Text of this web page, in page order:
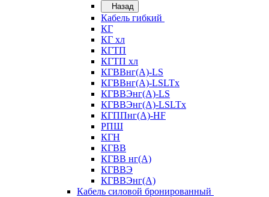
Назад
Кабель гибкий
КГ
КГ хл
КГТП
КГТП хл
КГВВнг(А)-LS
КГВВнг(А)-LSLTx
КГВВЭнг(А)-LS
КГВВЭнг(А)-LSLTx
КГППнг(А)-HF
РПШ
КГН
КГВВ
КГВВ нг(А)
КГВВЭ
КГВВЭнг(А)
Кабель силовой бронированный